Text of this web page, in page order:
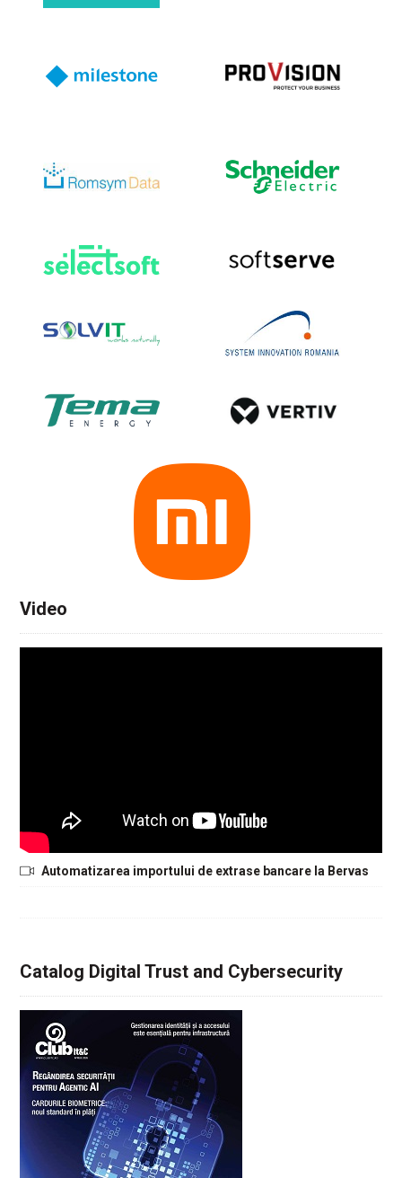
Video
Automatizarea importului de extrase bancare la Bervas
Catalog Digital Trust and Cybersecurity